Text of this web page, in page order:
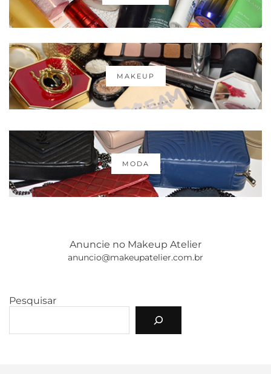
MAKEUP
MODA
Anuncie no Makeup Atelier
anuncio@makeupatelier.com.br
Pesquisar